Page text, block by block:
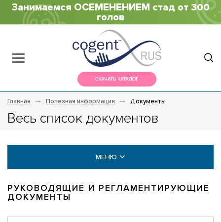
Занимаемся ОСЕМЕНЕНИЕМ стад от 300
голов
СКАЧАТЬ КАТАЛОГ
Главная Полезная информация Документы
Весь список документов
МЕНЮ
РУКОВОДЯЩИЕ И РЕГЛАМЕНТИРУЮЩИЕ
ДОКУМЕНТЫ